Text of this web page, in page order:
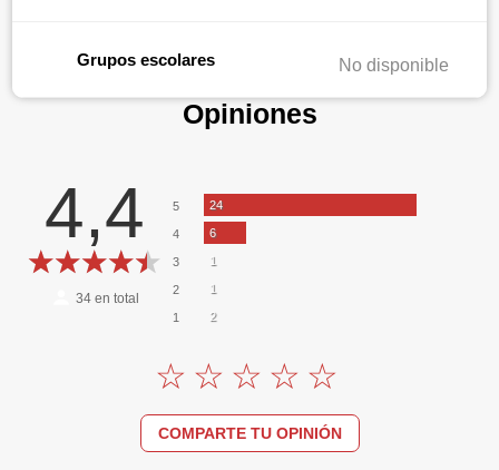
Grupos escolares No disponible
Opiniones
4,4
34 en total
5 24
4 6
3 1
2 1
1 2
COMPARTE TU OPINIÓN